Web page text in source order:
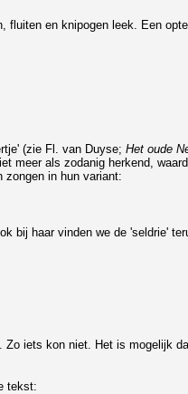
fluiten en knipogen leek. Een
(zie Fl. van Duyse; Het oude
meer als zodanig herkend,
zongen in hun variant:
bij haar vinden we de 'seldrie'
iets kon niet. Het is mogelijk
tekst: